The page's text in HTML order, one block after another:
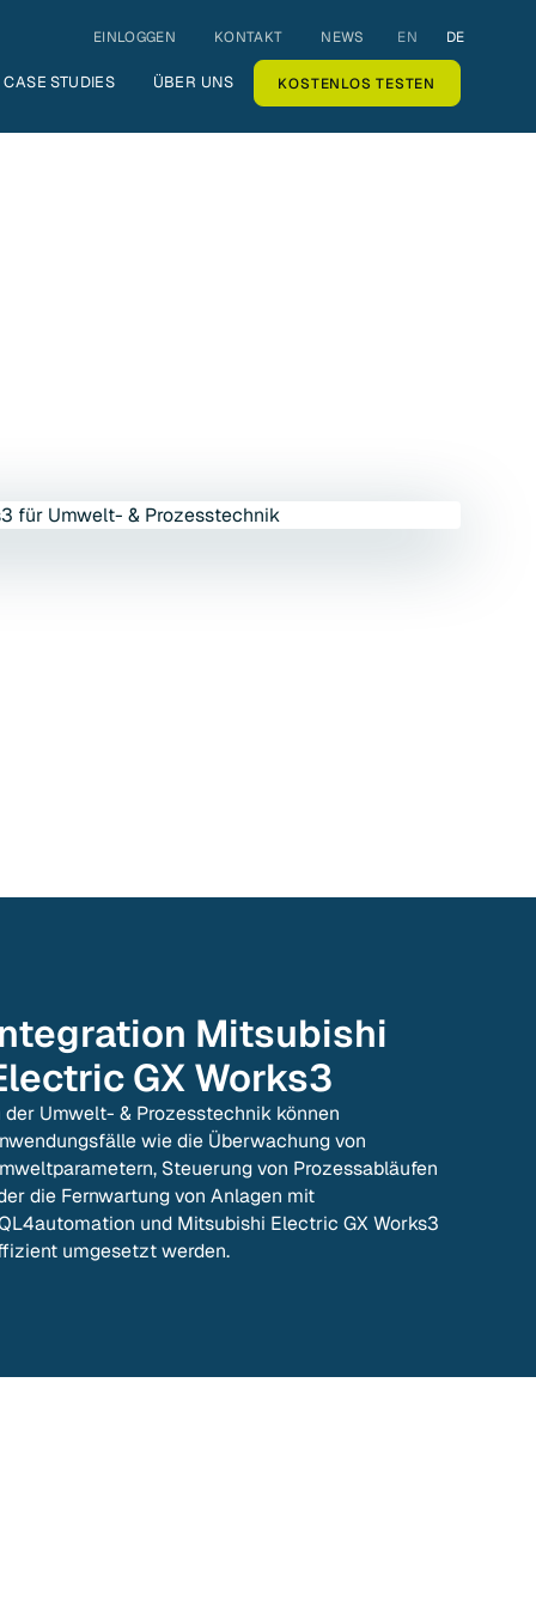
EINLOGGEN KONTAKT NEWS EN DE
CASE STUDIES ÜBER UNS KOSTENLOS TESTEN
Mitsubishi
GX Works3
der Umwelt- & Prozesstechnik können
wie die Überwachung von
Steuerung von Prozessabläufen
die Fernwartung von Anlagen mit
und Mitsubishi Electric GX Works3
umgesetzt werden.